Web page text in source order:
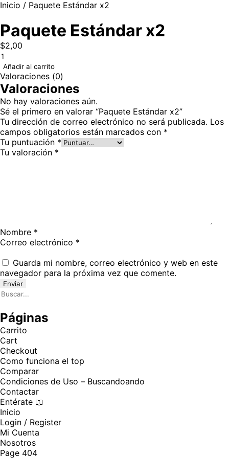
Inicio / Paquete Estándar x2
Paquete Estándar x2
$2,00
Añadir al carrito
Valoraciones (0)
Valoraciones
No hay valoraciones aún.
Sé el primero en valorar “Paquete Estándar x2”
Tu dirección de correo electrónico no será publicada. Los
campos obligatorios están marcados con *
Tu puntuación *
Tu valoración *
Nombre *
Correo electrónico *
Guarda mi nombre, correo electrónico y web en este
navegador para la próxima vez que comente.
Páginas
Carrito
Cart
Checkout
Como funciona el top
Comparar
Condiciones de Uso – Buscandoando
Contactar
Entérate 📖
Inicio
Login / Register
Mi Cuenta
Nosotros
Page 404